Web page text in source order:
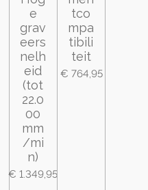
e
grav
eers
nelh
eid
(tot
22.0
00
mm
/mi
n)
€ 1.349,95
tco
mpa
tibili
teit
€ 764,95